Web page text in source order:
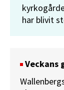
har blivit
Veckans